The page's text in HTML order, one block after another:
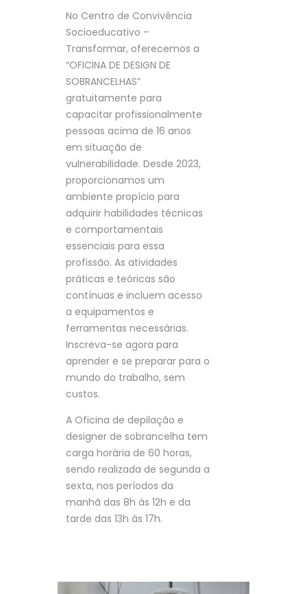
No Centro de Convivência
Socioeducativo –
Transformar, oferecemos a
“OFICINA DE DESIGN DE
SOBRANCELHAS”
gratuitamente para
capacitar profissionalmente
pessoas acima de 16 anos
em situação de
vulnerabilidade. Desde 2023,
proporcionamos um
ambiente propício para
adquirir habilidades técnicas
e comportamentais
essenciais para essa
profissão. As atividades
práticas e teóricas são
contínuas e incluem acesso
a equipamentos e
ferramentas necessárias.
Inscreva-se agora para
aprender e se preparar para o
mundo do trabalho, sem
custos.
A Oficina de depilação e
designer de sobrancelha tem
carga horária de 60 horas,
sendo realizada de segunda a
sexta, nos períodos da
manhã das 8h às 12h e da
tarde das 13h às 17h.